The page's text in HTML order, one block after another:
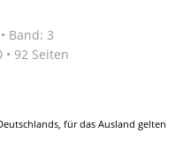
• Band: 3
• 92 Seiten
für das Ausland gelten